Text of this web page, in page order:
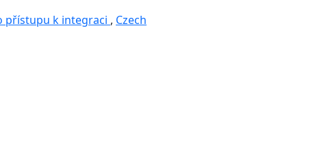
přístupu k integraci , Czech